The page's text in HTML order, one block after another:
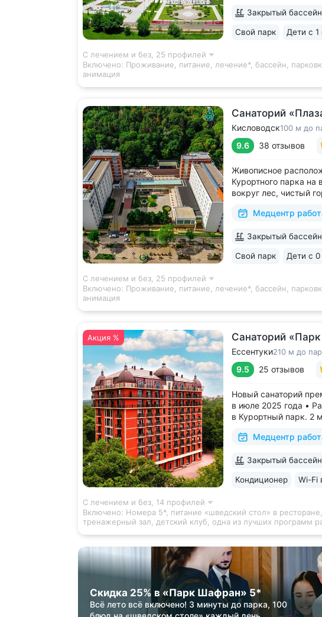
есть отдельная
Закрытый
Свой парк Дети с 1
С лечением и без, 25 профилей
Включено: Проживание, питание, лечение*, бассейн,
анимация
Санаторий
Кисловодск100 м до
9.6 38 отзывов
Живописное
Курортного парка на
вокруг лес, чистый
В штате 43 врача и
диагностики и ДНК-
Медцентр
Закрытый
Свой парк Дети с 0
С лечением и без, 25 профилей
Включено: Проживание, питание, лечение*, бассейн,
анимация
Акция % Санаторий
Ессентуки210 м до
9.5 25 отзывов
Новый санаторий
в июле 2025 года •
в Курортный парк. 2
• Акватермальная
включено во все
Медцентр
Закрытый
Кондиционер Wi-Fi
С лечением и без, 14 профилей
Включено: Номера 5*, питание «шведский стол» в
тренажерный зал, детский клуб, одна из лучших программ
Скидка 25% в «Парк Шафран» 5*
Всё лето всё включено! 3 минуты до парка, 100